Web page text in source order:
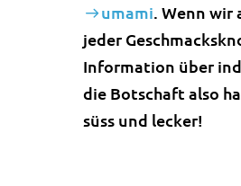
umami. Wenn wir
jeder
Information über
die Botschaft also
süss und lecker!